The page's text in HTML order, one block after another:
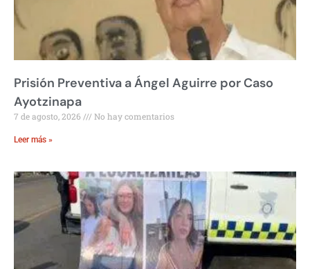
Prisión Preventiva a Ángel Aguirre por Caso
Ayotzinapa
7 de agosto, 2026 No hay comentarios
Leer más »